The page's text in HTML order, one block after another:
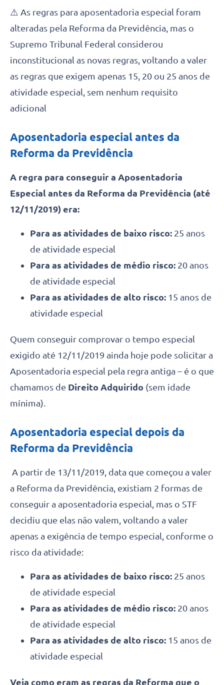
⚠️ As regras para aposentadoria especial foram
alteradas pela Reforma da Previdência, mas o
Supremo Tribunal Federal considerou
inconstitucional as novas regras, voltando a valer
as regras que exigem apenas 15, 20 ou 25 anos de
atividade especial, sem nenhum requisito
adicional
Aposentadoria especial antes da
Reforma da Previdência
A regra para conseguir a Aposentadoria
Especial antes da Reforma da Previdência (até
12/11/2019) era:
Para as atividades de baixo risco: 25 anos
de atividade especial
Para as atividades de médio risco: 20 anos
de atividade especial
Para as atividades de alto risco: 15 anos de
atividade especial
Quem conseguir comprovar o tempo especial
exigido até 12/11/2019 ainda hoje pode solicitar a
Aposentadoria especial pela regra antiga – é o que
chamamos de Direito Adquirido (sem idade
mínima).
Aposentadoria especial depois da
Reforma da Previdência
A partir de 13/11/2019, data que começou a valer
a Reforma da Previdência, existiam 2 formas de
conseguir a aposentadoria especial, mas o STF
decidiu que elas não valem, voltando a valer
apenas a exigência de tempo especial, conforme o
risco da atividade:
Para as atividades de baixo risco: 25 anos
de atividade especial
Para as atividades de médio risco: 20 anos
de atividade especial
Para as atividades de alto risco: 15 anos de
atividade especial
Veja como eram as regras da Reforma que o